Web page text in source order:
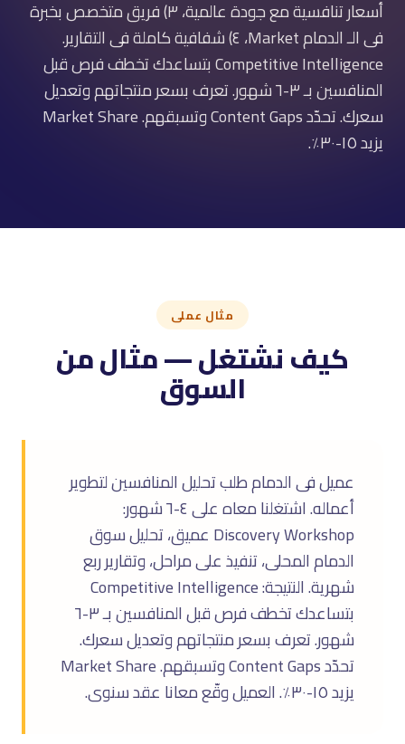
أسعار تنافسية مع جودة عالمية، ٣) فريق متخصص بخبرة
فى الـ الدمام Market، ٤) شفافية كاملة فى التقارير.
Competitive Intelligence بتساعدك تخطف فرص قبل
المنافسين بـ ٣-٦ شهور. تعرف بسعر منتجاتهم وتعديل
سعرك. تحدّد Content Gaps وتسبقهم. Market Share
يزيد ١٥-٣٠٪.
مثال عملى
كيف نشتغل — مثال من
السوق
عميل فى الدمام طلب تحليل المنافسين لتطوير
أعماله. اشتغلنا معاه على ٤-٦ شهور:
Discovery Workshop عميق، تحليل سوق
الدمام المحلى، تنفيذ على مراحل، وتقارير ربع
شهرية. النتيجة: Competitive Intelligence
بتساعدك تخطف فرص قبل المنافسين بـ ٣-٦
شهور. تعرف بسعر منتجاتهم وتعديل سعرك.
تحدّد Content Gaps وتسبقهم. Market Share
يزيد ١٥-٣٠٪. العميل وقّع معانا عقد سنوى.